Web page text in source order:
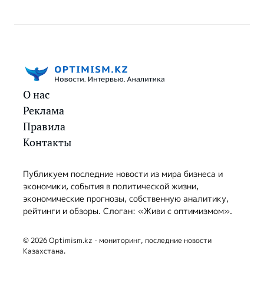
О нас
Реклама
Правила
Контакты
Публикуем последние новости из мира бизнеса и
экономики, события в политической жизни,
экономические прогнозы, собственную аналитику,
рейтинги и обзоры. Слоган: «Живи с оптимизмом».
© 2026 Optimism.kz - мониторинг, последние новости
Казахстана.